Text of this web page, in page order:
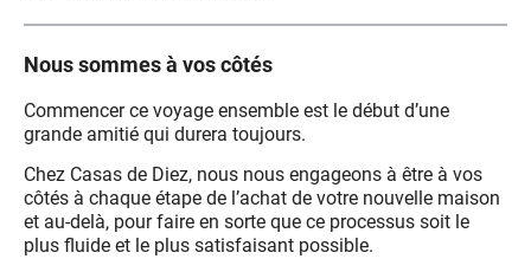
Nous sommes à vos côtés
Commencer ce voyage ensemble est le début d’une
grande amitié qui durera toujours.
Chez Casas de Diez, nous nous engageons à être à vos
côtés à chaque étape de l’achat de votre nouvelle maison
et au-delà, pour faire en sorte que ce processus soit le
plus fluide et le plus satisfaisant possible.